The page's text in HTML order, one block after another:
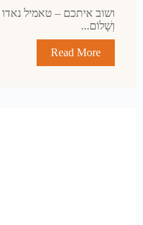
ושוב איתכם – טאמיל
וְשָׁלוֹם...
Read More